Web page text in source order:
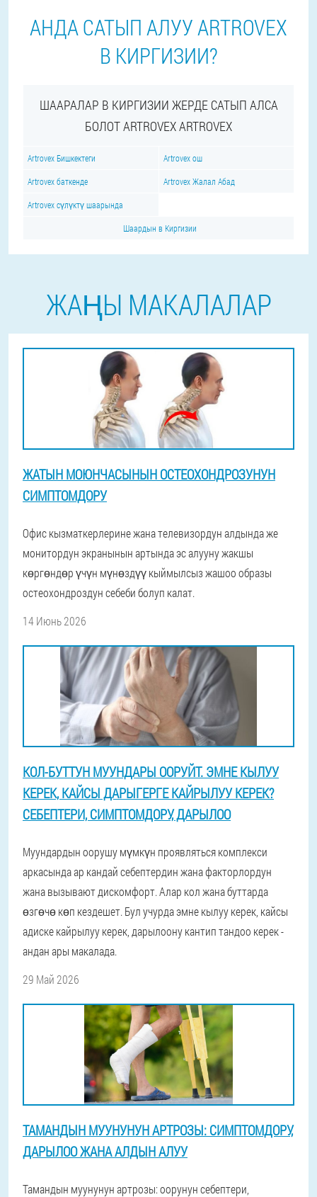
АНДА САТЫП АЛУУ ARTROVEX
В КИРГИЗИИ?
ШААРАЛАР В КИРГИЗИИ ЖЕРДЕ САТЫП АЛСА
БОЛОТ ARTROVEX ARTROVEX
Artrovex Бишкектеги Artrovex ош
Artrovex баткенде Artrovex Жалал Абад
Artrovex сүлүктү шаарында
Шаардын в Киргизии
ЖАҢЫ МАКАЛАЛАР
ЖАТЫН МОЮНЧАСЫНЫН ОСТЕОХОНДРОЗУНУН
СИМПТОМДОРУ
Офис кызматкерлерине жана телевизордун алдында же
монитордун экранынын артында эс алууну жакшы
көргөндөр үчүн мүнөздүү кыймылсыз жашоо образы
остеохондроздун себеби болуп калат.
14 Июнь 2026
КОЛ-БУТТУН МУУНДАРЫ ООРУЙТ. ЭМНЕ КЫЛУУ
КЕРЕК, КАЙСЫ ДАРЫГЕРГЕ КАЙРЫЛУУ КЕРЕК?
СЕБЕПТЕРИ, СИМПТОМДОРУ, ДАРЫЛОО
Муундардын оорушу мүмкүн проявляться комплекси
аркасында ар кандай себептердин жана факторлордун
жана вызывают дискомфорт. Алар кол жана буттарда
өзгөчө көп кездешет. Бул учурда эмне кылуу керек, кайсы
адиске кайрылуу керек, дарылоону кантип тандоо керек -
андан ары макалада.
29 Май 2026
ТАМАНДЫН МУУНУНУН АРТРОЗЫ: СИМПТОМДОРУ,
ДАРЫЛОО ЖАНА АЛДЫН АЛУУ
Тамандын муунунун артрозы: оорунун себептери,